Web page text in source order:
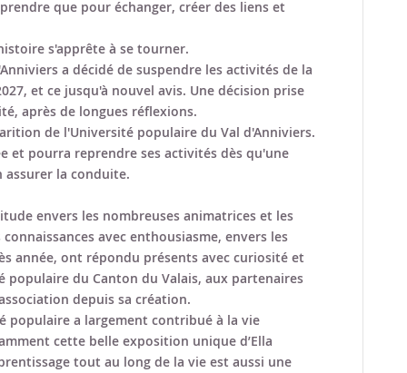
que pour échanger, créer des liens et
s'apprête à se tourner.
a décidé de suspendre les activités de la
et ce jusqu'à nouvel avis. Une décision prise
après de longues réflexions.
de l'Université populaire du Val d'Anniviers.
et pourra reprendre ses activités dès qu'une
assurer la conduite.
envers les nombreuses animatrices et les
avec enthousiasme, envers les
année, ont répondu présents avec curiosité et
populaire du Canton du Valais, aux partenaires
depuis sa création.
populaire a largement contribué à la vie
cette belle exposition unique d’Ella
tout au long de la vie est aussi une